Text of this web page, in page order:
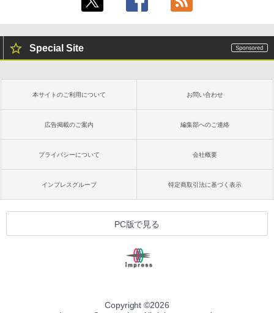
Special Site
本サイトのご利用について お問い合わせ
広告掲載のご案内 編集部へのご連絡
プライバシーについて 会社概要
インプレスグループ 特定商取引法に基づく表示
PC版で見る
Copyright ©2026